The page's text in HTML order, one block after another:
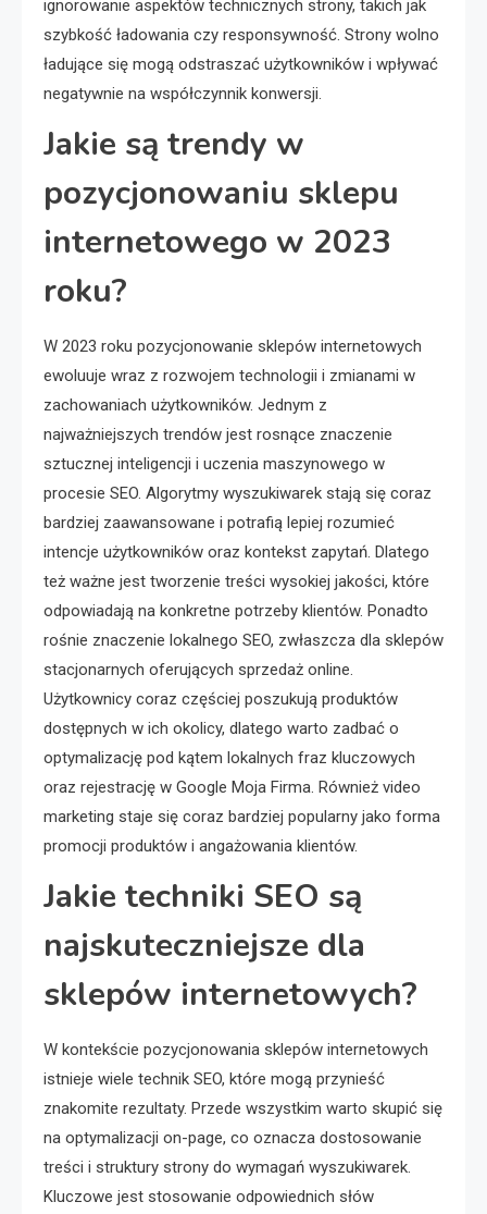
ignorowanie aspektów technicznych strony, takich jak
szybkość ładowania czy responsywność. Strony wolno
ładujące się mogą odstraszać użytkowników i wpływać
negatywnie na współczynnik konwersji.
Jakie są trendy w
pozycjonowaniu sklepu
internetowego w 2023
roku?
W 2023 roku pozycjonowanie sklepów internetowych
ewoluuje wraz z rozwojem technologii i zmianami w
zachowaniach użytkowników. Jednym z
najważniejszych trendów jest rosnące znaczenie
sztucznej inteligencji i uczenia maszynowego w
procesie SEO. Algorytmy wyszukiwarek stają się coraz
bardziej zaawansowane i potrafią lepiej rozumieć
intencje użytkowników oraz kontekst zapytań. Dlatego
też ważne jest tworzenie treści wysokiej jakości, które
odpowiadają na konkretne potrzeby klientów. Ponadto
rośnie znaczenie lokalnego SEO, zwłaszcza dla sklepów
stacjonarnych oferujących sprzedaż online.
Użytkownicy coraz częściej poszukują produktów
dostępnych w ich okolicy, dlatego warto zadbać o
optymalizację pod kątem lokalnych fraz kluczowych
oraz rejestrację w Google Moja Firma. Również video
marketing staje się coraz bardziej popularny jako forma
promocji produktów i angażowania klientów.
Jakie techniki SEO są
najskuteczniejsze dla
sklepów internetowych?
W kontekście pozycjonowania sklepów internetowych
istnieje wiele technik SEO, które mogą przynieść
znakomite rezultaty. Przede wszystkim warto skupić się
na optymalizacji on-page, co oznacza dostosowanie
treści i struktury strony do wymagań wyszukiwarek.
Kluczowe jest stosowanie odpowiednich słów